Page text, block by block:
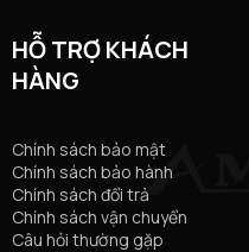
HỖ TRỢ KHÁCH
HÀNG
Chính sách bảo mật
Chính sách bảo hành
Chính sách đổi trả
Chính sách vận chuyển
Câu hỏi thường gặp